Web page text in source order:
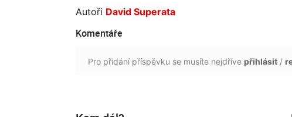
Autoři David Superata
Komentáře
Pro přidání příspěvku se musíte nejdříve přihlásit /